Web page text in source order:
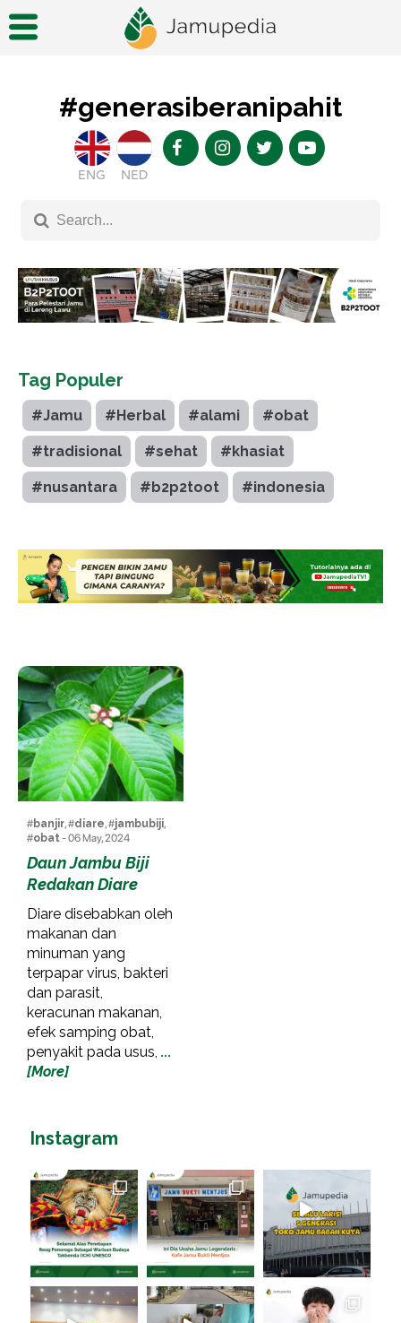
#generasiberanipahit
ENG NED
Tag Populer
#Jamu #Herbal #alami #obat
#tradisional #sehat #khasiat
#nusantara #b2p2toot #indonesia
#banjir, #diare, #jambubiji,
#obat- 06 May, 2024
Daun Jambu Biji
Redakan Diare
Diare disebabkan oleh
makanan dan
minuman yang
terpapar virus, bakteri
dan parasit,
keracunan makanan,
efek samping obat,
penyakit pada usus, ...
[More]
Instagram